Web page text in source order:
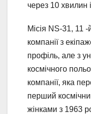
через 10 хвилин
Місія NS-31, 11 -
компанії з
профіль, але з
космічного
компанії, яка
перший
жінками з 1963